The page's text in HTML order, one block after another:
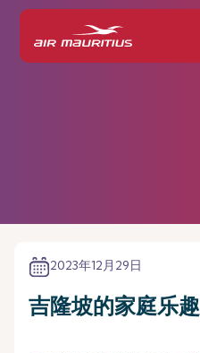
2023年12月29日
吉隆坡的家庭乐趣